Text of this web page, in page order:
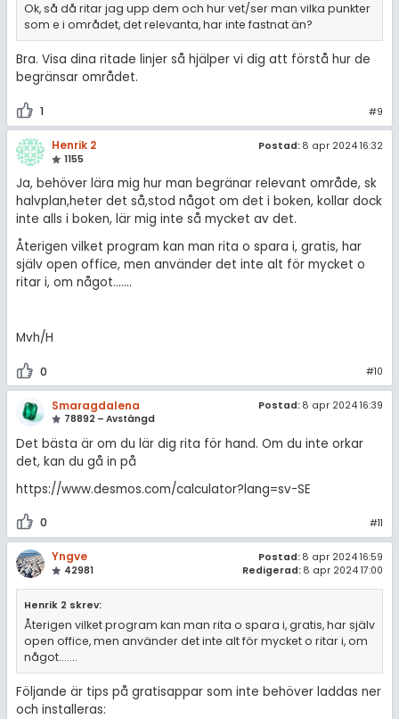
Ok, så då ritar jag upp dem och hur vet/ser man vilka punkter
som e i området, det relevanta, har inte fastnat än?
Bra. Visa dina ritade linjer så hjälper vi dig att förstå hur de
begränsar området.
1 #9
Henrik 2
1155
Postad: 8 apr 2024 16:32
Ja, behöver lära mig hur man begränar relevant område, sk
halvplan,heter det så,stod något om det i boken, kollar dock
inte alls i boken, lär mig inte så mycket av det.
Återigen vilket program kan man rita o spara i, gratis, har
själv open office, men använder det inte alt för mycket o
ritar i, om något.......
Mvh/H
0 #10
Smaragdalena
78892 – Avstängd
Postad: 8 apr 2024 16:39
Det bästa är om du lär dig rita för hand. Om du inte orkar
det, kan du gå in på
https://www.desmos.com/calculator?lang=sv-SE
0 #11
Yngve
42981
Postad: 8 apr 2024 16:59
Redigerad: 8 apr 2024 17:00
Henrik 2 skrev:
Återigen vilket program kan man rita o spara i, gratis, har själv
open office, men använder det inte alt för mycket o ritar i, om
något.......
Följande är tips på gratisappar som inte behöver laddas ner
och installeras: